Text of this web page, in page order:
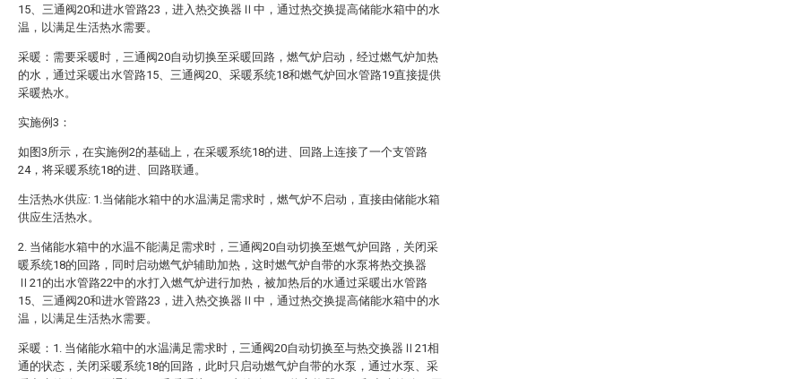
15、三通阀20和进水管路23，进入热交换器Ⅱ中，通过热交换提高储能水箱中的水
温，以满足生活热水需要。
采暖：需要采暖时，三通阀20自动切换至采暖回路，燃气炉启动，经过燃气炉加热
的水，通过采暖出水管路15、三通阀20、采暖系统18和燃气炉回水管路19直接提供
采暖热水。
实施例3：
如图3所示，在实施例2的基础上，在采暖系统18的进、回路上连接了一个支管路
24，将采暖系统18的进、回路联通。
生活热水供应: 1.当储能水箱中的水温满足需求时，燃气炉不启动，直接由储能水箱
供应生活热水。
2. 当储能水箱中的水温不能满足需求时，三通阀20自动切换至燃气炉回路，关闭采
暖系统18的回路，同时启动燃气炉辅助加热，这时燃气炉自带的水泵将热交换器
Ⅱ21的出水管路22中的水打入燃气炉进行加热，被加热后的水通过采暖出水管路
15、三通阀20和进水管路23，进入热交换器Ⅱ中，通过热交换提高储能水箱中的水
温，以满足生活热水需要。
采暖：1. 当储能水箱中的水温满足需求时，三通阀20自动切换至与热交换器Ⅱ21相
通的状态，关闭采暖系统18的回路，此时只启动燃气炉自带的水泵，通过水泵、采